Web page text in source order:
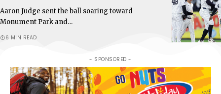
Aaron Judge sent the ball soaring toward
Monument Park and…
6 MIN READ
- SPONSORED -